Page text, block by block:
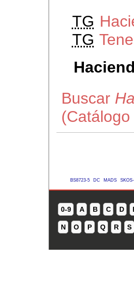
TG
TG
Buscar
BS8723-5 DC MADS
0-9 A B C D
N O P Q R S